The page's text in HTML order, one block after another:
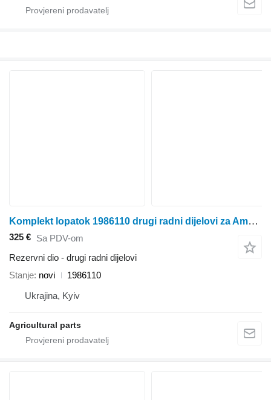
Komplekt lopatok 1986110 drugi radni dijelovi za Amazone rasipača gnojiva
325 € Sa PDV-om
Rezervni dio - drugi radni dijelovi
Stanje novi
1986110
Ukrajina, Kyiv
Agricultural parts